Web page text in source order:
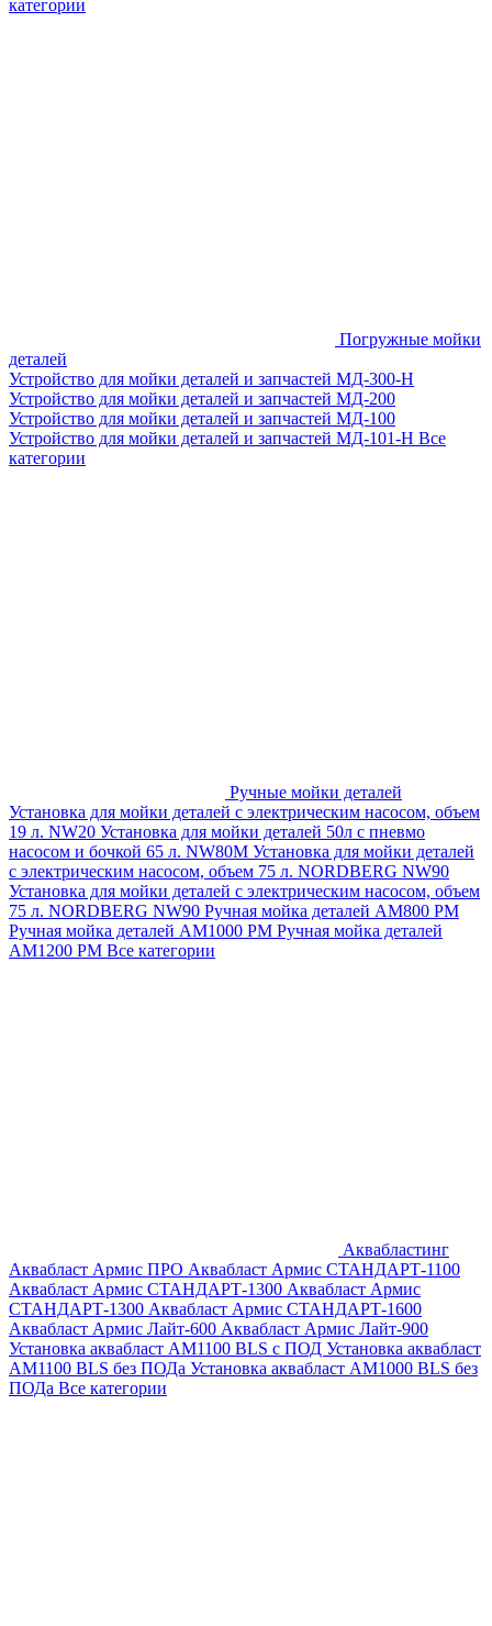
категории
Погружные мойки
деталей
Устройство для мойки деталей и запчастей МД-300-H
Устройство для мойки деталей и запчастей МД-200
Устройство для мойки деталей и запчастей МД-100
Устройство для мойки деталей и запчастей МД-101-Н Все
категории
Ручные мойки деталей
Установка для мойки деталей с электрическим насосом, объем
19 л. NW20 Установка для мойки деталей 50л с пневмо
насосом и бочкой 65 л. NW80M Установка для мойки деталей
с электрическим насосом, объем 75 л. NORDBERG NW90
Установка для мойки деталей с электрическим насосом, объем
75 л. NORDBERG NW90 Ручная мойка деталей АМ800 РМ
Ручная мойка деталей АМ1000 РМ Ручная мойка деталей
АМ1200 РМ Все категории
Аквабластинг
Аквабласт Армис ПРО Аквабласт Армис СТАНДАРТ-1100
Аквабласт Армис СТАНДАРТ-1300 Аквабласт Армис
СТАНДАРТ-1300 Аквабласт Армис СТАНДАРТ-1600
Аквабласт Армис Лайт-600 Аквабласт Армис Лайт-900
Установка аквабласт AM1100 BLS с ПОД Установка аквабласт
AM1100 BLS без ПОДа Установка аквабласт AM1000 BLS без
ПОДа Все категории